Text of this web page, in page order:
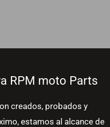
RPM moto Parts
creados, probados y
estamos al alcance de